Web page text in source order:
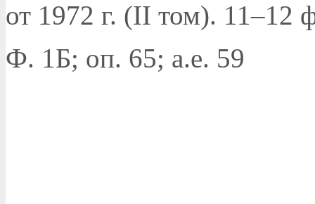
от 1972 г. (II том). 11–12
Ф. 1Б; оп. 65; а.е. 59